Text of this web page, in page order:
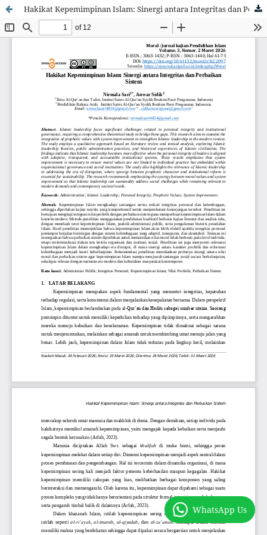
Hakikat Kepemimpinan Islam: Sinergi antara Integritas dan Perbaikan Sistem
WhatsApp Us